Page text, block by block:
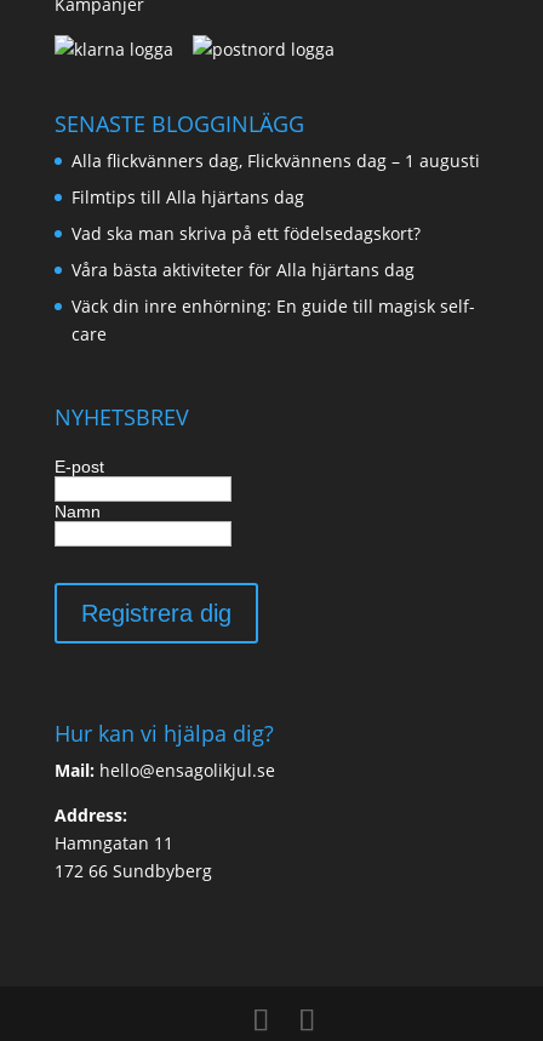
SENASTE BLOGGINLÄGG
Alla flickvänners dag, Flickvännens dag – 1 augusti
Filmtips till Alla hjärtans dag
Vad ska man skriva på ett födelsedagskort?
Våra bästa aktiviteter för Alla hjärtans dag
Väck din inre enhörning: En guide till magisk self-
care
NYHETSBREV
E-post
Namn
Hur kan vi hjälpa dig?
Mail:hello@ensagolikjul.se
Address:
Hamngatan 11
172 66 Sundbyberg